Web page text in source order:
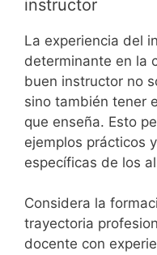
instructor
La experiencia del
determinante en la
buen instructor no
sino también tener
que enseña. Esto
ejemplos prácticos
específicas de los
Considera la
trayectoria
docente con